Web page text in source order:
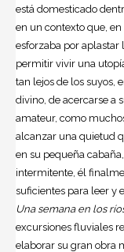
está domesticado
en un contexto que,
esforzaba por aplastar
permitir vivir una
tan lejos de los suyos,
divino, de acercarse a
amateur, como
alcanzar una quietud
en su pequeña
intermitente, él
suficientes para leer y
Una semana en los
excursiones fluviales
elaborar su gran obra